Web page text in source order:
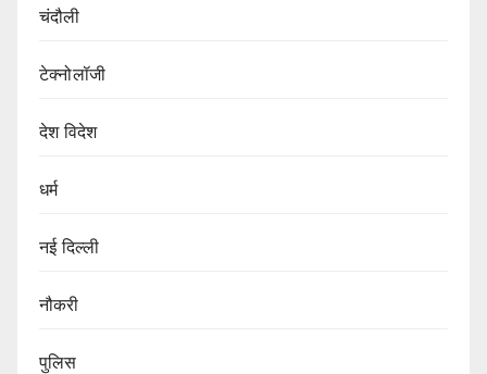
चंदौली
टेक्नोलॉजी
देश विदेश
धर्म
नई दिल्ली
नौकरी
पुलिस